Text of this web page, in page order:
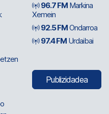
96.7 FM Markina
Xemein
92.5 FMOndarroa
97.4 FM Urdaibai
Publizidadea